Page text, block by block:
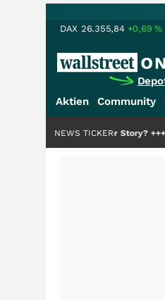
DAX 26.355,84 +0,69%
Aktien Community
Hälfte der Story?+++
NEWS TICKER